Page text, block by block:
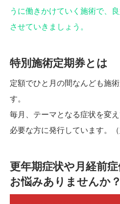
うに働きかけていく施術で、
させていきましょう。
特別施術定期券とは
定額でひと月の間なんども施
す。
毎月、テーマとなる症状を変
必要な方に発行しています。（
更年期症状や月経前
お悩みありませんか？